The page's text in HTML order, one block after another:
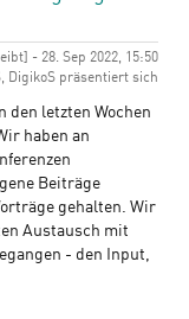
- 28. Sep 2022, 15:50
DigikoS präsentiert sich
den letzten Wochen
haben an
Beiträge
gehalten. Wir
Austausch mit
- den Input,